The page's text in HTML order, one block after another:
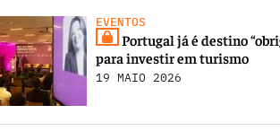
EVENTOS
Portugal já é destino
para investir em turismo
19 MAIO 2026